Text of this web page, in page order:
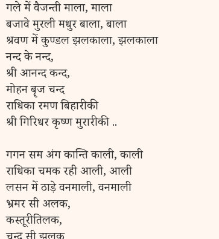
गले में वैजन्ती माला, माला
बजावे मुरली मधुर बाला, बाला
श्रवण में कुण्डल झलकाला, झलकाला
नन्द के नन्द,
श्री आनन्द कन्द,
मोहन बॄज चन्द
राधिका रमण बिहारी की
श्री गिरिधर कृष्ण मुरारी की ..
गगन सम अंग कान्ति काली, काली
राधिका चमक रही आली, आली
लसन में ठाड़े वनमाली, वनमाली
भ्रमर सी अलक,
कस्तूरी तिलक,